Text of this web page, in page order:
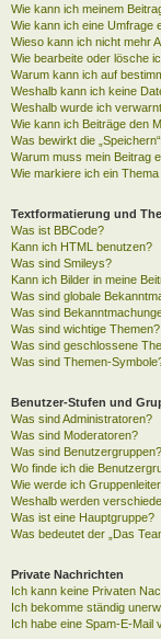
Wie kann ich meinem
Wie kann ich eine Umfrage
Wieso kann ich nicht mehr
Wie bearbeite oder lösche
Warum kann ich auf
Weshalb kann ich keine
Weshalb wurde ich
Wie kann ich Beiträge den
Was bewirkt die
Warum muss mein Beitrag
Wie markiere ich ein
Textformatierung und
Was ist BBCode?
Kann ich HTML benutzen?
Was sind Smileys?
Kann ich Bilder in meine
Was sind globale
Was sind
Was sind wichtige Themen?
Was sind geschlossene
Was sind Themen-
Benutzer-Stufen und
Was sind Administratoren?
Was sind Moderatoren?
Was sind Benutzergruppen?
Wo finde ich die
Wie werde ich
Weshalb werden
Was ist eine Hauptgruppe?
Was bedeutet der „Das
Private Nachrichten
Ich kann keine Privaten
Ich bekomme ständig
Ich habe eine Spam-E-Mail